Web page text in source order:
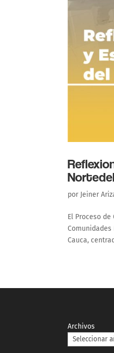
por Jeiner
El Proceso
Cauca,
Archivos